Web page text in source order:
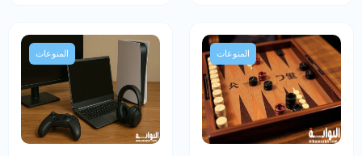
المنوعات المنوعات